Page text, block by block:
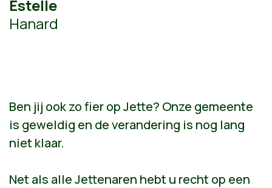
Estelle
Hanard
Ben jij ook zo fier op Jette? Onze gemeente
is geweldig en de verandering is nog lang
niet klaar.
Net als alle Jettenaren hebt u recht op een